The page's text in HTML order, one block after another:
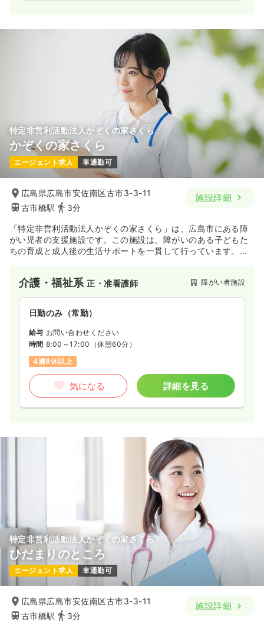
特定非営利活動法人かぞくの家さくら
かぞくの家さくら
エージェント求人 車通勤可
広島県広島市安佐南区古市3-3-11
古市橋駅
3分
施設詳細
「特定非営利活動法人かぞくの家さくら」は、広島市にある障
がい児者の支援施設です。この施設は、障がいのある子どもた
ちの育成と成人後の生活サポートを一貫して行っています。日
作りを心がけております。
介護・福祉系正・准看護師 障がい者施設
日勤のみ（常勤）
給与 お問い合わせください
時間 8:00～17:00 （休憩60分）
4週8休以上
気になる 詳細を見る
特定非営利活動法人かぞくの家さくら
ひだまりのところ
エージェント求人 車通勤可
広島県広島市安佐南区古市3-3-11
古市橋駅
3分
施設詳細